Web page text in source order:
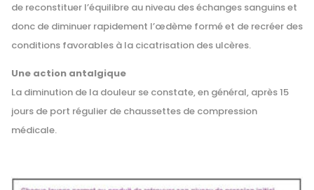
de reconstituer l’équilibre au niveau des échanges sanguins et
donc de diminuer rapidement l’œdème formé et de recréer des
conditions favorables à la cicatrisation des ulcères.
Une action antalgique
La diminution de la douleur se constate, en général, après 15
jours de port régulier de chaussettes de compression
médicale.